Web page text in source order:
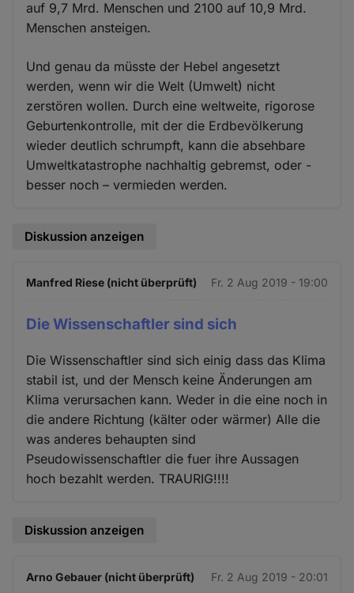
auf 9,7 Mrd. Menschen und 2100 auf 10,9 Mrd.
Menschen ansteigen.
Und genau da müsste der Hebel angesetzt
werden, wenn wir die Welt (Umwelt) nicht
zerstören wollen. Durch eine weltweite, rigorose
Geburtenkontrolle, mit der die Erdbevölkerung
wieder deutlich schrumpft, kann die absehbare
Umweltkatastrophe nachhaltig gebremst, oder -
besser noch – vermieden werden.
Diskussion anzeigen
Manfred Riese (nicht überprüft) Fr. 2 Aug 2019 - 19:00
Die Wissenschaftler sind sich
Die Wissenschaftler sind sich einig dass das Klima
stabil ist, und der Mensch keine Änderungen am
Klima verursachen kann. Weder in die eine noch in
die andere Richtung (kälter oder wärmer) Alle die
was anderes behaupten sind
Pseudowissenschaftler die fuer ihre Aussagen
hoch bezahlt werden. TRAURIG!!!!
Diskussion anzeigen
Arno Gebauer (nicht überprüft) Fr. 2 Aug 2019 - 20:01